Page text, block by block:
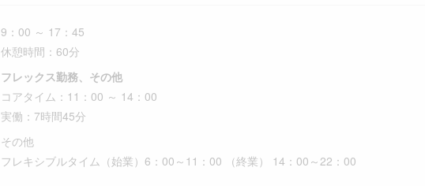
9：00 ～ 17：45
休憩時間：60分
フレックス勤務、その他
コアタイム：11：00 ～ 14：00
実働：7時間45分
その他
フレキシブルタイム（始業）6：00～11：00 （終業） 14：00～22：00